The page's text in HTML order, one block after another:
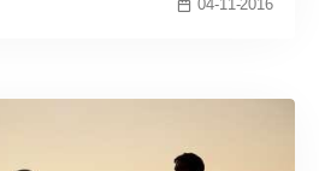
04-11-2016